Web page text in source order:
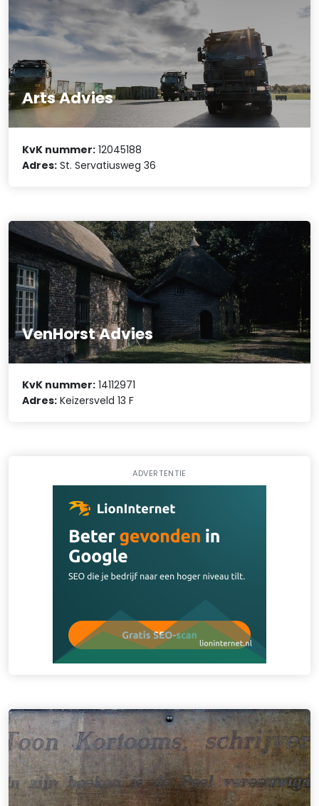
Arts Advies
KvK nummer: 12045188
Adres: St. Servatiusweg 36
VenHorst Advies
KvK nummer: 14112971
Adres: Keizersveld 13 F
ADVERTENTIE